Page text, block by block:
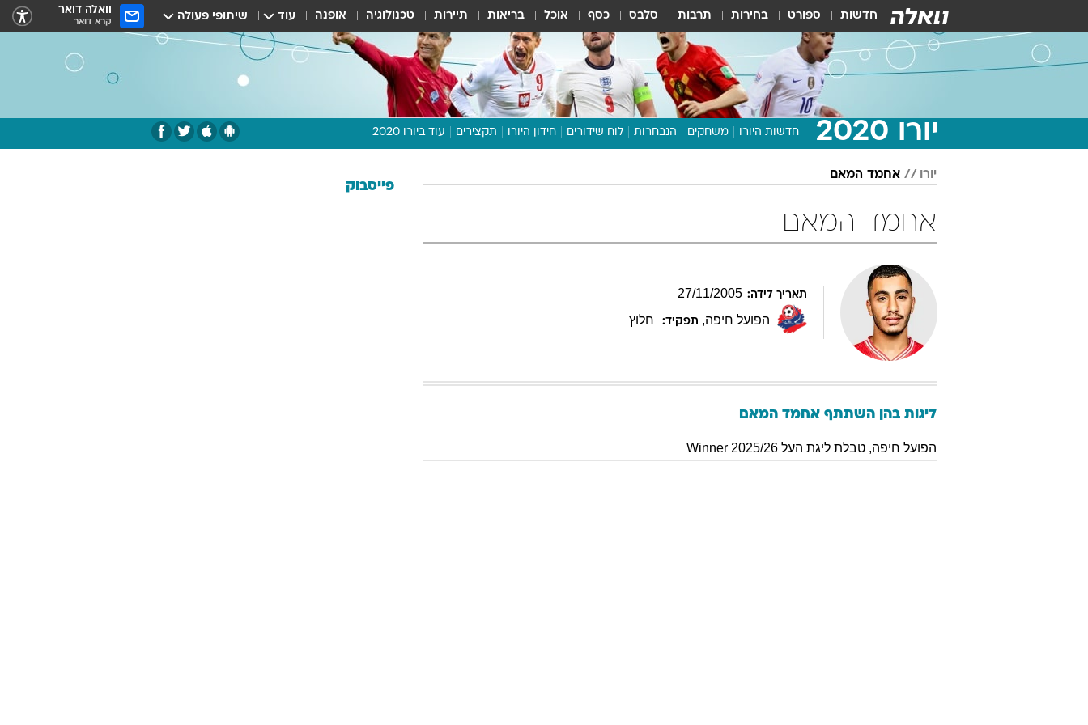
חדשות ספורט בחירות תרבות סלבס כסף אוכל בריאות תיירות טכנולוגיה אופנה עוד שיתופי פעולה וואלה דואר
קרא דואר
יורו 2020 חדשות היורו משחקים הנבחרות לוח שידורים חידון היורו תקצירים עוד ביורו 2020
תכנית היורו
יורו אחמד המאם
אחמד המאם
תאריך לידה: 27/11/2005
הפועל חיפה, תפקיד: חלוץ
ליגות בהן השתתף אחמד המאם
הפועל חיפה, טבלת ליגת העל 2025/26 Winner
פייסבוק